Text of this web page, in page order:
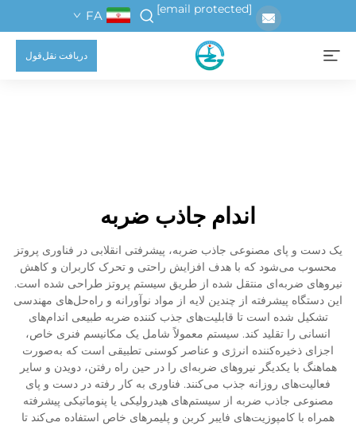
[email protected]
FA
دریافت نقل‌قول
اندام جاذب ضربه
یک دست و پای مصنوعی جاذب ضربه، پیشرفتی انقلابی در فناوری پروتز
محسوب می‌شود که با هدف افزایش راحتی و تحرک کاربران و کاهش
نیروهای ضربه‌ای منتقل شده از طریق سیستم پروتز طراحی شده است.
این دستگاه پیشرفته از چندین لایه از مواد نوآورانه و راه‌حل‌های مهندسی
تشکیل شده است تا قابلیت‌های جذب کننده ضربه طبیعی اندام‌های
انسانی را تقلید کند. سیستم معمولاً شامل یک مکانیسم فنری خاص،
اجزای ذخیره‌کننده انرژی و عناصر کوسنی تطبیقی است که به‌صورت
هماهنگ با یکدیگر نیروهای ضربه‌ای را در حین راه رفتن، دویدن و سایر
فعالیت‌های روزانه جذب می‌کنند. فناوری به کار رفته در دست و پای
مصنوعی جاذب ضربه از سیستم‌های هیدرولیکی یا پنوماتیکی پیشرفته
همراه با کامپوزیت‌های فایبر کربن و پلیمرهای خاص استفاده می‌کند تا